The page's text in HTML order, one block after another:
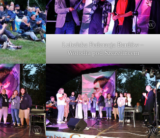
Lubelska Federacja Bardów –
Wołodia pod Szczelińcem